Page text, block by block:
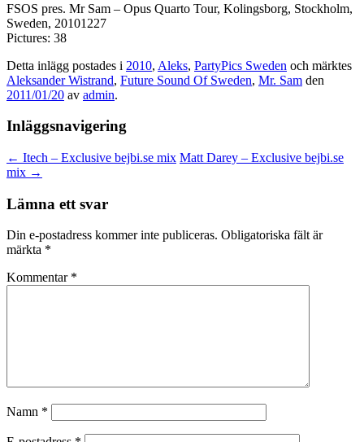
FSOS pres. Mr Sam – Opus Quarto Tour, Kolingsborg, Stockholm,
Sweden, 20101227
Pictures: 38
Detta inlägg postades i 2010, Aleks, PartyPics Sweden och märktes
Aleksander Wistrand, Future Sound Of Sweden, Mr. Sam den
2011/01/20 av admin.
Inläggsnavigering
← Itech – Exclusive bejbi.se mix Matt Darey – Exclusive bejbi.se
mix →
Lämna ett svar
Din e-postadress kommer inte publiceras. Obligatoriska fält är
märkta *
Kommentar *
Namn *